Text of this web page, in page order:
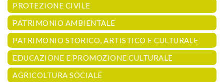
PROTEZIONE CIVILE
PATRIMONIO AMBIENTALE
PATRIMONIO STORICO, ARTISTICO E CULTURALE
EDUCAZIONE E PROMOZIONE CULTURALE
AGRICOLTURA SOCIALE